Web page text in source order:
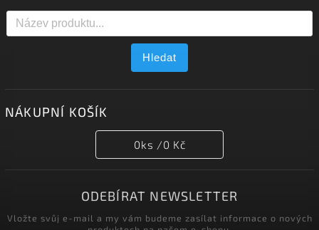
Hledat
NÁKUPNÍ KOŠÍK
0ks /0 Kč
ODEBÍRAT NEWSLETTER
Vložte svůj e-mail a my vám budeme zasílat informace o nových